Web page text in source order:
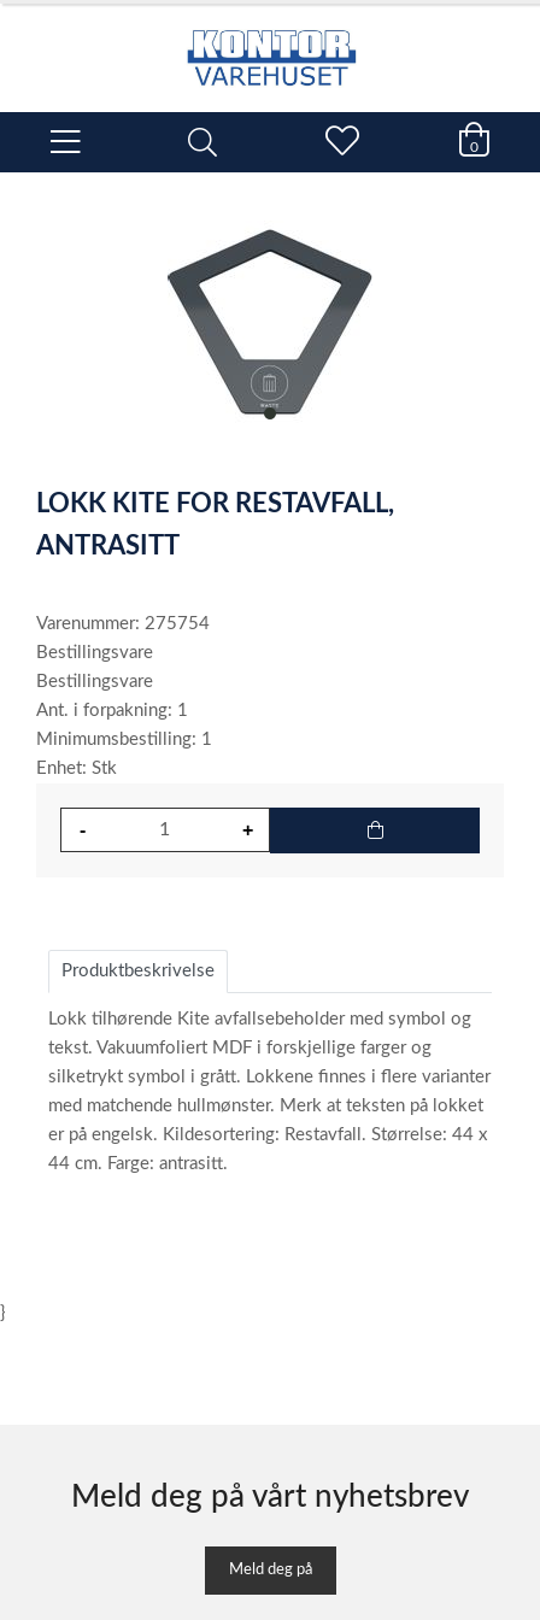
0
item
of
1
LOKK KITE FOR RESTAVFALL,
ANTRASITT
Varenummer: 275754
Bestillingsvare
Bestillingsvare
Ant. i forpakning: 1
Minimumsbestilling: 1
Enhet: Stk
Produktbeskrivelse
Lokk tilhørende Kite avfallsebeholder med symbol og
tekst. Vakuumfoliert MDF i forskjellige farger og
silketrykt symbol i grått. Lokkene finnes i flere varianter
med matchende hullmønster. Merk at teksten på lokket
er på engelsk. Kildesortering: Restavfall. Størrelse: 44 x
44 cm. Farge: antrasitt.
}
Meld deg på vårt nyhetsbrev
Meld deg på